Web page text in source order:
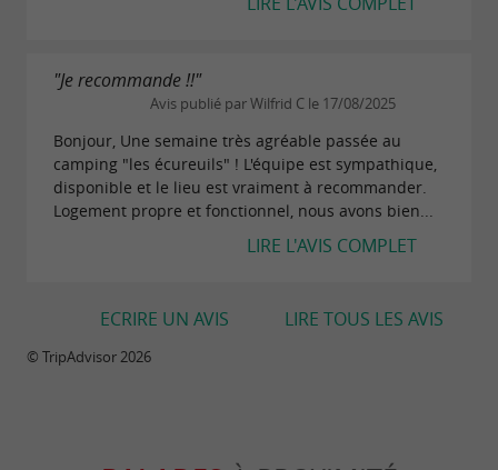
"Je recommande !!"
Avis publié par Wilfrid C le 17/08/2025
Bonjour, Une semaine très agréable passée au
camping "les écureuils" ! L'équipe est sympathique,
disponible et le lieu est vraiment à recommander.
Logement propre et fonctionnel, nous avons bien...
LIRE L'AVIS COMPLET
LIRE TOUS LES AVIS
ECRIRE UN AVIS
© TripAdvisor 2026